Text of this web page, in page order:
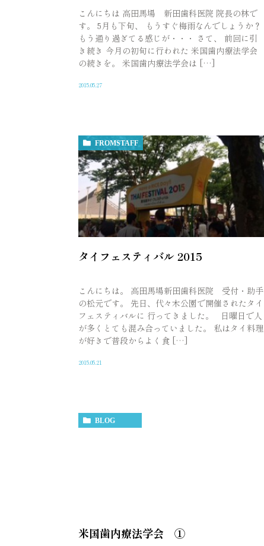
こんにちは 高田馬場 新田歯科医院 院長の林で
す。 5月も下旬、 もうすぐ梅雨なんでしょうか？
もう通り過ぎてる感じが・・・ さて、 前回に引
き続き 今月の初旬に行われた 米国歯内療法学会
の続きを。 米国歯内療法学会は […]
2015.05.27
FROMSTAFF
タイフェスティバル 2015
こんにちは。 高田馬場新田歯科医院 受付・助手
の松元です。 先日、代々木公園で開催されたタイ
フェスティバルに 行ってきました。 日曜日で人
が多くとても混み合っていました。 私はタイ料理
が好きで普段からよく食 […]
2015.05.21
BLOG
米国歯内療法学会 ①